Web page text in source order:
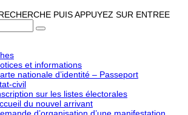
PUIS APPUYEZ SUR ENTREE
et informations
nationale d’identité – Passeport
civil
sur les listes électorales
du nouvel arrivant